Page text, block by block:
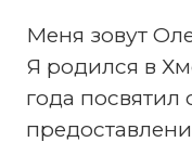
Меня зовут
Я родился в
года